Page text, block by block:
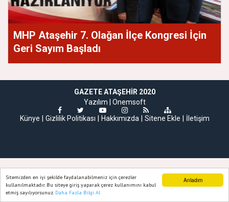
Anladım
Sitemizden en iyi şekilde faydalanabilmeniz için çerezler
kullanılmaktadır. Bu siteye giriş yaparak çerez kullanımını kabul
etmiş sayılıyorsunuz. Daha Fazla Bilgi Al
MHP Ataşehir 7. Olağan İlçe Kongresi İçin
Geri Sayım Başladı
GAZETE ATAŞEHIR 2020
Yazılım | Onemsoft
Künye
Gizlilik Politikası Hakkımızda Sitene Ekle İletişim
Ana Sayfa Web TV